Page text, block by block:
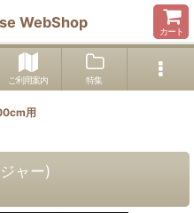
WebShop
カート
ご利用案内 特集
用
ャー)